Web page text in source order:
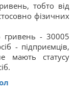
тобто від
фізичних
- 30005
- підприємців,
мають статусу